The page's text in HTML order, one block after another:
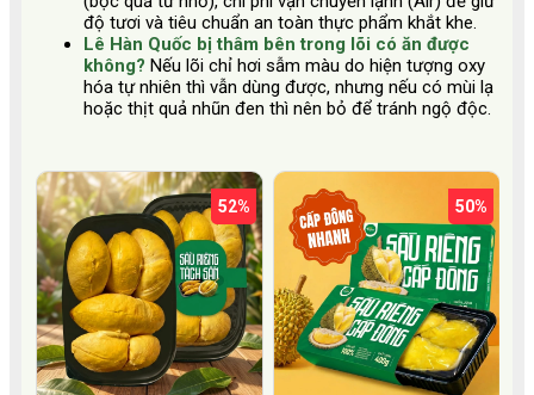
độ tươi và tiêu chuẩn an toàn thực phẩm khắt khe.
Lê Hàn Quốc bị thâm bên trong lõi có ăn được
không? Nếu lõi chỉ hơi sẫm màu do hiện tượng oxy
hóa tự nhiên thì vẫn dùng được, nhưng nếu có mùi lạ
hoặc thịt quả nhũn đen thì nên bỏ để tránh ngộ độc.
52% 50%